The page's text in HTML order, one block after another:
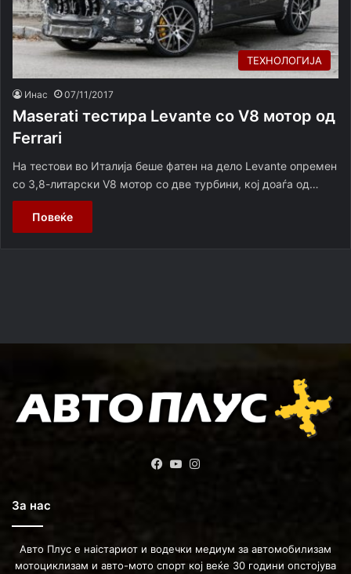
ТЕХНОЛОГИЈА
Инас 07/11/2017
Maserati тестира Levante со V8 мотор од
Ferrari
На тестови во Италија беше фатен на дело Levante опремен
со 3,8-литарски V8 мотор со две турбини, кој доаѓа од…
Повеќе
Facebook
YouTube
За нас
Авто Плус е наістариот и водечки медиум за автомобилизам
мотоциклизам и авто-мото спорт кој веќе 30 години опстојува